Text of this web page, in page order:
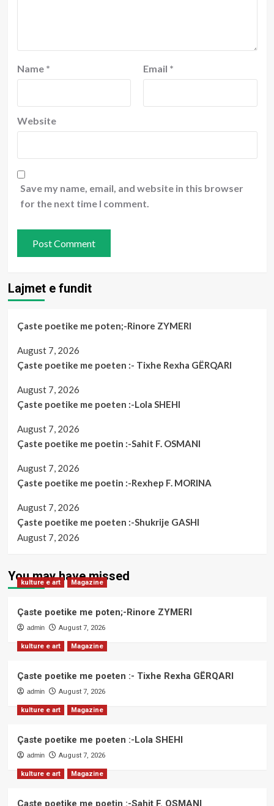
Name * Email *
Website
Save my name, email, and website in this browser
for the next time I comment.
Lajmet e fundit
Çaste poetike me poten;-Rinore ZYMERI
August 7, 2026
Çaste poetike me poeten :- Tixhe Rexha GËRQARI
August 7, 2026
Çaste poetike me poeten :-Lola SHEHI
August 7, 2026
Çaste poetike me poetin :-Sahit F. OSMANI
August 7, 2026
Çaste poetike me poetin :-Rexhep F. MORINA
August 7, 2026
Çaste poetike me poeten :-Shukrije GASHI
August 7, 2026
You may have missed
kulture e art Magazine
Çaste poetike me poten;-Rinore ZYMERI
admin August 7, 2026
kulture e art Magazine
Çaste poetike me poeten :- Tixhe Rexha GËRQARI
admin August 7, 2026
kulture e art Magazine
Çaste poetike me poeten :-Lola SHEHI
admin August 7, 2026
kulture e art Magazine